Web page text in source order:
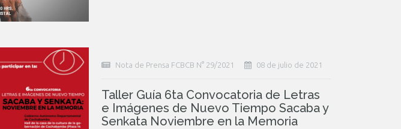
Nota de Prensa FCBCB N° 29/2021 08 de julio de 2021
Taller Guía 6ta Convocatoria de Letras
e Imágenes de Nuevo Tiempo Sacaba y
Senkata Noviembre en la Memoria